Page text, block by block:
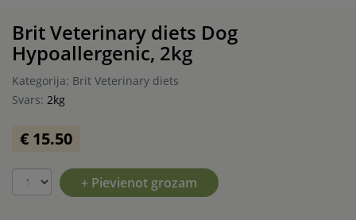
Brit Veterinary diets Dog
Hypoallergenic, 2kg
Kategorija: Brit Veterinary diets
Svars: 2kg
€ 15.50
+ Pievienot grozam